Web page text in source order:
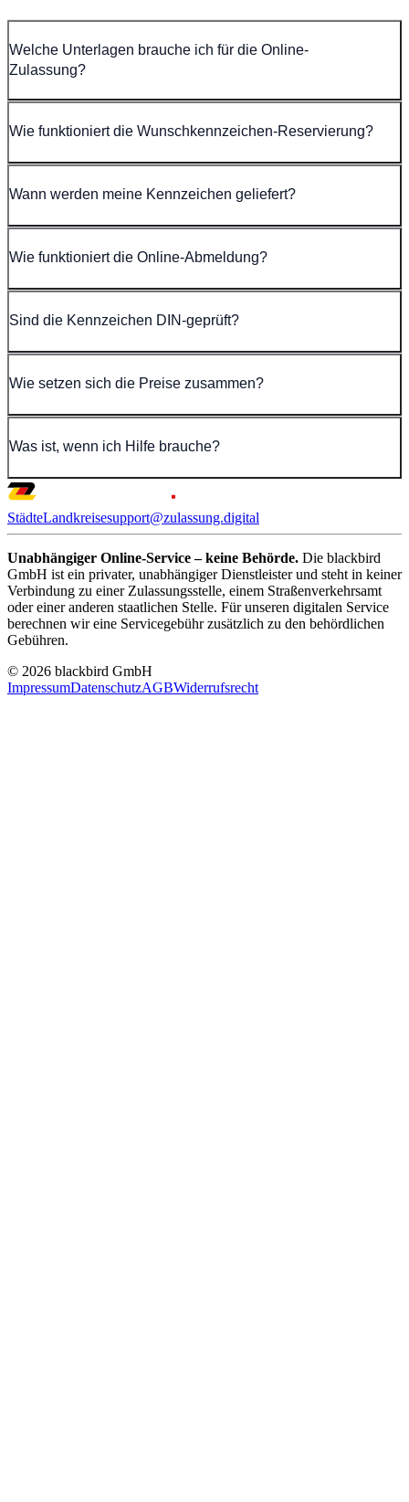
Welche Unterlagen brauche ich für die Online-
Zulassung?
Wie funktioniert die Wunschkennzeichen-Reservierung?
Wann werden meine Kennzeichen geliefert?
Wie funktioniert die Online-Abmeldung?
Sind die Kennzeichen DIN-geprüft?
Wie setzen sich die Preise zusammen?
Was ist, wenn ich Hilfe brauche?
StädteLandkreisesupport@zulassung.digital
Unabhängiger Online-Service – keine Behörde. Die blackbird
GmbH ist ein privater, unabhängiger Dienstleister und steht in keiner
Verbindung zu einer Zulassungsstelle, einem Straßenverkehrsamt
oder einer anderen staatlichen Stelle. Für unseren digitalen Service
berechnen wir eine Servicegebühr zusätzlich zu den behördlichen
Gebühren.
© 2026 blackbird GmbH
ImpressumDatenschutzAGBWiderrufsrecht